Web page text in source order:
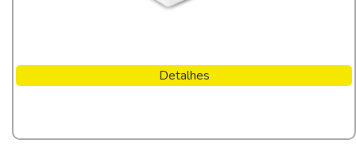
Detalhes